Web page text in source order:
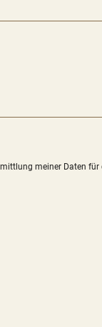
meiner Daten für